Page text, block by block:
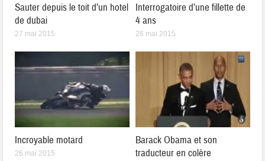
Sauter depuis le toit d’un hotel
de dubai
27 mai 2015
Interrogatoire d’une fillette de
4 ans
26 mai 2015
Incroyable motard
26 mai 2015
Barack Obama et son
traducteur en colère